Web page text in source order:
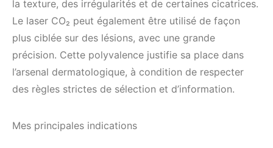
la texture, des irrégularités et de certaines cicatrices.
Le laser CO₂ peut également être utilisé de façon
plus ciblée sur des lésions, avec une grande
précision. Cette polyvalence justifie sa place dans
l’arsenal dermatologique, à condition de respecter
des règles strictes de sélection et d’information.
Mes principales indications